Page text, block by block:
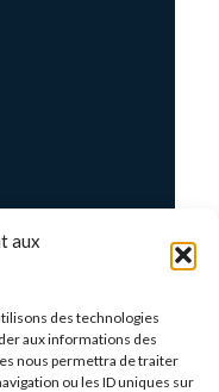
aux
des technologies
aux informations des
nous permettra de traiter
ou les ID uniques sur